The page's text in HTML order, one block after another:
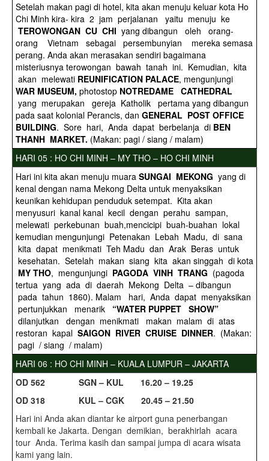
Setelah makan pagi di hotel, kita akan menuju keluar kota Ho
Chi Minh kira- kira 2 jam perjalanan yaitu menuju ke
TEROWONGAN CU CHI yang dibangun oleh orang-
orang Vietnam sebagai persembunyian mereka semasa
perang. Anda akan merasakan sendiri bagaimana
misteriusnya terowongan bawah tanah ini. Kemudian, kita
akan melewati REUNIFICATION PALACE, mengunjungi
WAR MUSEUM, photostop NOTREDAME CATHEDRAL
yang merupakan gereja Katholik pertama yang dibangun
pada saat kolonial Perancis, dan GENERAL POST OFFICE
BUILDING. Sore hari, Anda dapat berbelanja di BEN
THANH MARKET. (Makan: pagi / siang / malam)
HARI 05 : HO CHI MINH – MY THO – HO CHI MINH
Hari ini kita akan menuju muara SUNGAI MEKONG yang di
kenal dengan nama Mekong Delta untuk menyaksikan
keunikan kehidupan penduduk setempat. Kita akan
menyusuri kanal kanal kecil dengan perahu sampan,
melewati perkebunan buah,mencicipi buah-buahan lokal
kemudian mengunjungi Petenakan Lebah Madu, di sana
kita dapat menikmati Teh Madu dan Arak Beras untuk
kesehatan. Setelah makan siang kita akan singgah di kota
MY THO, mengunjungi PAGODA VINH TRANG (pagoda
tertua yang ada di daerah Mekong Delta – dibangun
pada tahun 1860). Malam hari, Anda dapat menyaksikan
pertunjukkan menarik “WATER PUPPET SHOW”
dilanjutkan dengan menikmati makan malam di atas
restoran kapal SAIGON RIVER CRUISE DINNER. (Makan:
pagi / siang / malam)
HARI 06 : HO CHI MINH – KUALA LUMPUR – JAKARTA
OD 562 SGN – KUL 16.20 – 19.25
OD 318 KUL – CGK 20.45 – 21.50
Hari ini Anda akan diantar ke airport guna penerbangan
kembali ke Jakarta. Dengan demikian, berakhirlah acara
tour Anda. Terima kasih dan sampai jumpa di acara wisata
kami yang lain.